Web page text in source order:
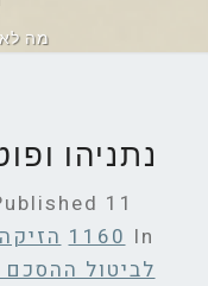
מה
נתניהו
11 במאי 2018
1160 In
לביטול